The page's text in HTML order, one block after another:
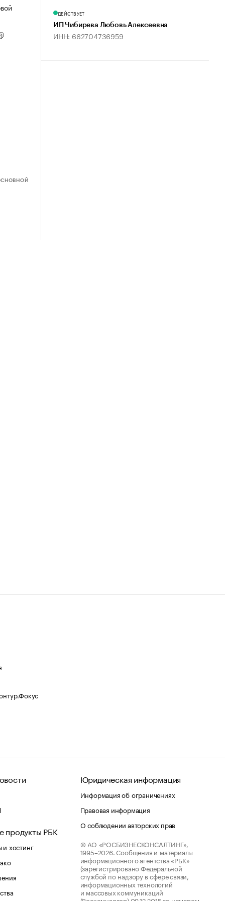
ДЕЙСТВУЕТ
ИП Чибирева Любовь Алексеевна
ИНН: 662704736959
продукты РБК
хостинг
Юридическая информация
Информация об ограничениях
Правовая информация
О соблюдении авторских прав
© АО «РОСБИЗНЕСКОНСАЛТИНГ»,
1995–2026. Сообщения и материалы
информационного агентства «РБК»
(зарегистрировано Федеральной
службой по надзору в сфере связи,
информационных технологий
и массовых коммуникаций